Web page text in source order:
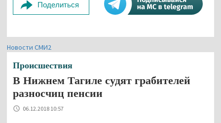
Поделиться
Новости СМИ2
Происшествия
В Нижнем Тагиле судят грабителей
разносчиц пенсии
06.12.2018 10:57